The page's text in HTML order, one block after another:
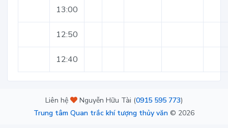
13:00
12:50
12:40
Liên hệ Nguyễn Hữu Tài (0915 595 773)
Trung tâm Quan trắc khí tượng thủy văn © 2026